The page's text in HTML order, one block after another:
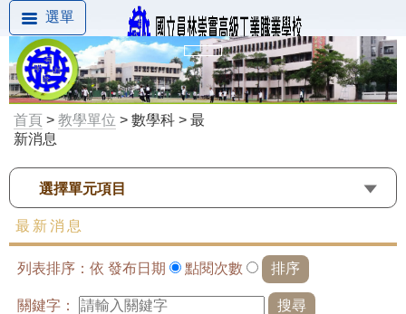
選單
首頁 > 教學單位 > 數學科 > 最
新消息
選擇單元項目
最新消息
列表排序：依 發布日期 點閱次數
關鍵字：